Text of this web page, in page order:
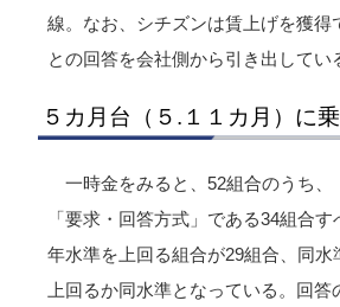
線。なお、シチズンは賃上げを獲
との回答を会社側から引き出してい
５カ月台（５.１１カ月）に
一時金をみると、52組合のうち
「要求・回答方式」である34組合
年水準を上回る組合が29組合、同
上回るか同水準となっている。回